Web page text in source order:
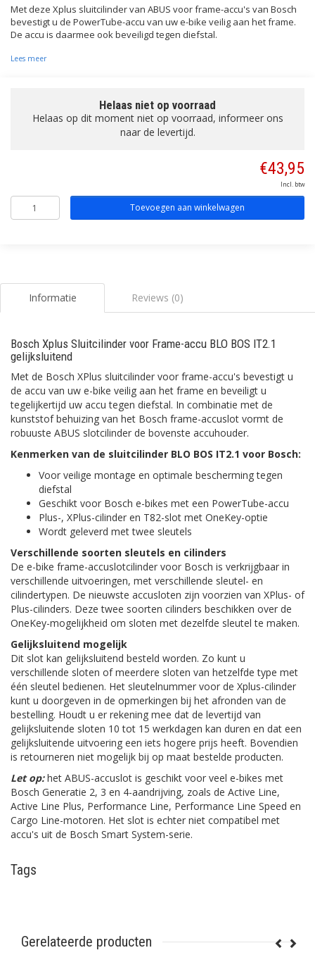
Met deze Xplus sluitcilinder van ABUS voor frame-accu's van Bosch
bevestigt u de PowerTube-accu van uw e-bike veilig aan het frame.
De accu is daarmee ook beveiligd tegen diefstal.
Lees meer
Helaas niet op voorraad
Helaas op dit moment niet op voorraad, informeer ons
naar de levertijd.
€43,95
Incl. btw
Toevoegen aan winkelwagen
Informatie Reviews (0)
Bosch Xplus Sluitcilinder voor Frame-accu BLO BOS IT2.1
gelijksluitend
Met de Bosch XPlus sluitcilinder voor frame-accu's bevestigt u
de accu van uw e-bike veilig aan het frame en beveiligt u
tegelijkertijd uw accu tegen diefstal. In combinatie met de
kunststof behuizing van het Bosch frame-accuslot vormt de
robuuste ABUS slotcilinder de bovenste accuhouder.
Kenmerken van de sluitcilinder BLO BOS IT2.1 voor Bosch:
Voor veilige montage en optimale bescherming tegen
diefstal
Geschikt voor Bosch e-bikes met een PowerTube-accu
Plus-, XPlus-cilinder en T82-slot met OneKey-optie
Wordt geleverd met twee sleutels
Verschillende soorten sleutels en cilinders
De e-bike frame-accuslotcilinder voor Bosch is verkrijgbaar in
verschillende uitvoeringen, met verschillende sleutel- en
cilindertypen. De nieuwste accusloten zijn voorzien van XPlus- of
Plus-cilinders. Deze twee soorten cilinders beschikken over de
OneKey-mogelijkheid om sloten met dezelfde sleutel te maken.
Gelijksluitend mogelijk
Dit slot kan gelijksluitend besteld worden. Zo kunt u
verschillende sloten of meerdere sloten van hetzelfde type met
één sleutel bedienen. Het sleutelnummer voor de Xplus-cilinder
kunt u doorgeven in de opmerkingen bij het afronden van de
bestelling. Houdt u er rekening mee dat de levertijd van
gelijksluitende sloten 10 tot 15 werkdagen kan duren en dat een
gelijksluitende uitvoering een iets hogere prijs heeft. Bovendien
is retourneren niet mogelijk bij op maat bestelde producten.
Let op:het ABUS-accuslot is geschikt voor veel e-bikes met
Bosch Generatie 2, 3 en 4-aandrijving, zoals de Active Line,
Active Line Plus, Performance Line, Performance Line Speed en
Cargo Line-motoren. Het slot is echter niet compatibel met
accu's uit de Bosch Smart System-serie.
Tags
Gerelateerde producten